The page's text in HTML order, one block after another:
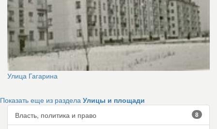
Улица Гагарина
Показать еще из раздела Улицы и площади
Власть, политика и право
8